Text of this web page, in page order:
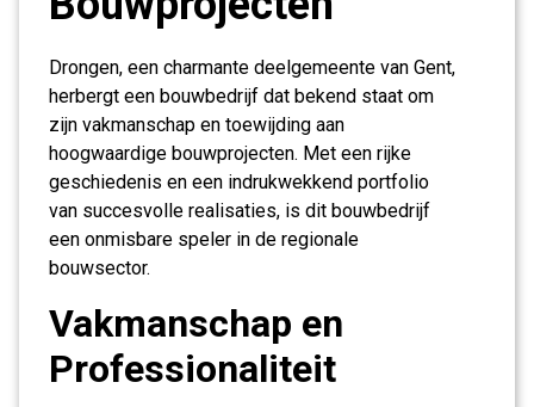
Drongen, een charmante deelgemeente van Gent,
herbergt een bouwbedrijf dat bekend staat om
zijn vakmanschap en toewijding aan
hoogwaardige bouwprojecten. Met een rijke
geschiedenis en een indrukwekkend portfolio
van succesvolle realisaties, is dit bouwbedrijf
een onmisbare speler in de regionale
bouwsector.
Vakmanschap en
Professionaliteit